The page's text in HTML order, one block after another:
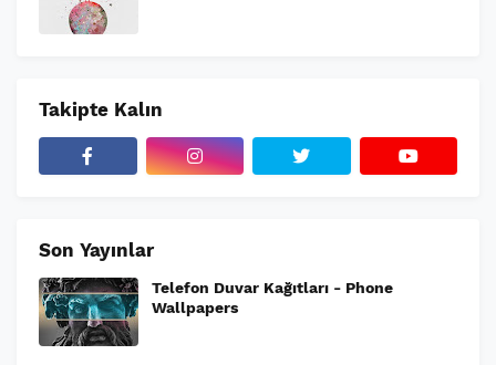
Takipte Kalın
Son Yayınlar
Telefon Duvar Kağıtları - Phone
Wallpapers